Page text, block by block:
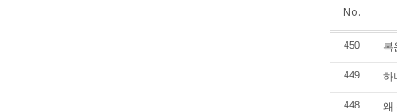
No.
450
449 하
448 왜